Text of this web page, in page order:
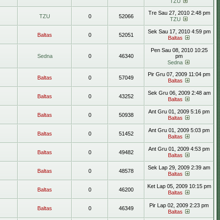
TZU 0 52066
Tre Sau 27, 2010 2:48 pm
TZU
Baltas 0 52051
Sek Sau 17, 2010 4:59 pm
Baltas
Sedna 0 46340
Pen Sau 08, 2010 10:25
pm
Sedna
Baltas 0 57049
Pir Gru 07, 2009 11:04 pm
Baltas
Baltas 0 43252
Sek Gru 06, 2009 2:48 am
Baltas
Baltas 0 50938
Ant Gru 01, 2009 5:16 pm
Baltas
Baltas 0 51452
Ant Gru 01, 2009 5:03 pm
Baltas
Baltas 0 49482
Ant Gru 01, 2009 4:53 pm
Baltas
Baltas 0 48578
Sek Lap 29, 2009 2:39 am
Baltas
Baltas 0 46200
Ket Lap 05, 2009 10:15 pm
Baltas
Baltas 0 46349
Pir Lap 02, 2009 2:23 pm
Baltas